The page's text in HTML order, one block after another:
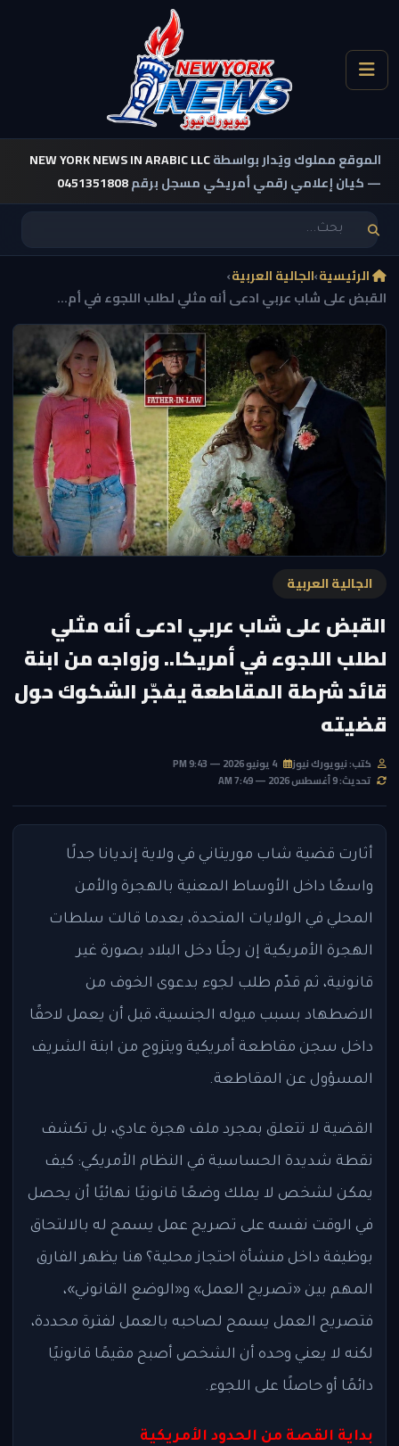
الموقع مملوك ويُدار بواسطةNEW YORK NEWS IN ARABIC LLC
— كيان إعلامي رقمي أمريكي مسجل برقم0451351808
الرئيسية›الجالية العربية›
القبض على شاب عربي ادعى أنه مثلي لطلب اللجوء في أم...
الجالية العربية
القبض على شاب عربي ادعى أنه مثلي
لطلب اللجوء في أمريكا.. وزواجه من ابنة
قائد شرطة المقاطعة يفجّر الشكوك حول
قضيته
كتب: نيويورك نيوز
تحديث: 9 أغسطس 2026 — 7:49 AM
أثارت قضية شاب موريتاني في ولاية إنديانا جدلًا
واسعًا داخل الأوساط المعنية بالهجرة والأمن
المحلي في الولايات المتحدة، بعدما قالت سلطات
الهجرة الأمريكية إن رجلًا دخل البلاد بصورة غير
قانونية، ثم قدّم طلب لجوء بدعوى الخوف من
الاضطهاد بسبب ميوله الجنسية، قبل أن يعمل لاحقًا
داخل سجن مقاطعة أمريكية ويتزوج من ابنة الشريف
المسؤول عن المقاطعة.
القضية لا تتعلق بمجرد ملف هجرة عادي، بل تكشف
نقطة شديدة الحساسية في النظام الأمريكي: كيف
يمكن لشخص لا يملك وضعًا قانونيًا نهائيًا أن يحصل
في الوقت نفسه على تصريح عمل يسمح له بالالتحاق
بوظيفة داخل منشأة احتجاز محلية؟ هنا يظهر الفارق
المهم بين «تصريح العمل» و«الوضع القانوني»،
فتصريح العمل يسمح لصاحبه بالعمل لفترة محددة،
لكنه لا يعني وحده أن الشخص أصبح مقيمًا قانونيًا
دائمًا أو حاصلًا على اللجوء.
بداية القصة من الحدود الأمريكية